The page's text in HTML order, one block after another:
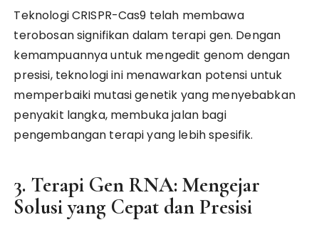
Teknologi CRISPR-Cas9 telah membawa
terobosan signifikan dalam terapi gen. Dengan
kemampuannya untuk mengedit genom dengan
presisi, teknologi ini menawarkan potensi untuk
memperbaiki mutasi genetik yang menyebabkan
penyakit langka, membuka jalan bagi
pengembangan terapi yang lebih spesifik.
3. Terapi Gen RNA: Mengejar
Solusi yang Cepat dan Presisi